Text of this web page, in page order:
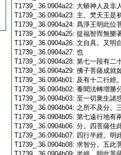
T1739_.36.0904a22: 大蟒神人及非
T1739_.36.0904a23: 主。梵天王是
T1739_.36.0904a24: 爲淨王明此位
T1739_.36.0904a25: 提福智而無樂
T1739_.36.0904a26: 文自具。又明
T1739_.36.0904a27: 也
T1739_.36.0904a28: 第七一段有二
T1739_.36.0904a29: 佛子菩薩成就
T1739_.36.0904b01: 及有十二行經
T1739_.36.0904b02: 養聞法轉増勝
T1739_.36.0904b03: 至一切衆生諸
T1739_.36.0904b04: 之所不及分。
T1739_.36.0904b05: 第七遠行地有
T1739_.36.0904b06: 分。四菩薩住
T1739_.36.0904b07: 四行半經。明
T1739_.36.0904b08: 求智分。五此